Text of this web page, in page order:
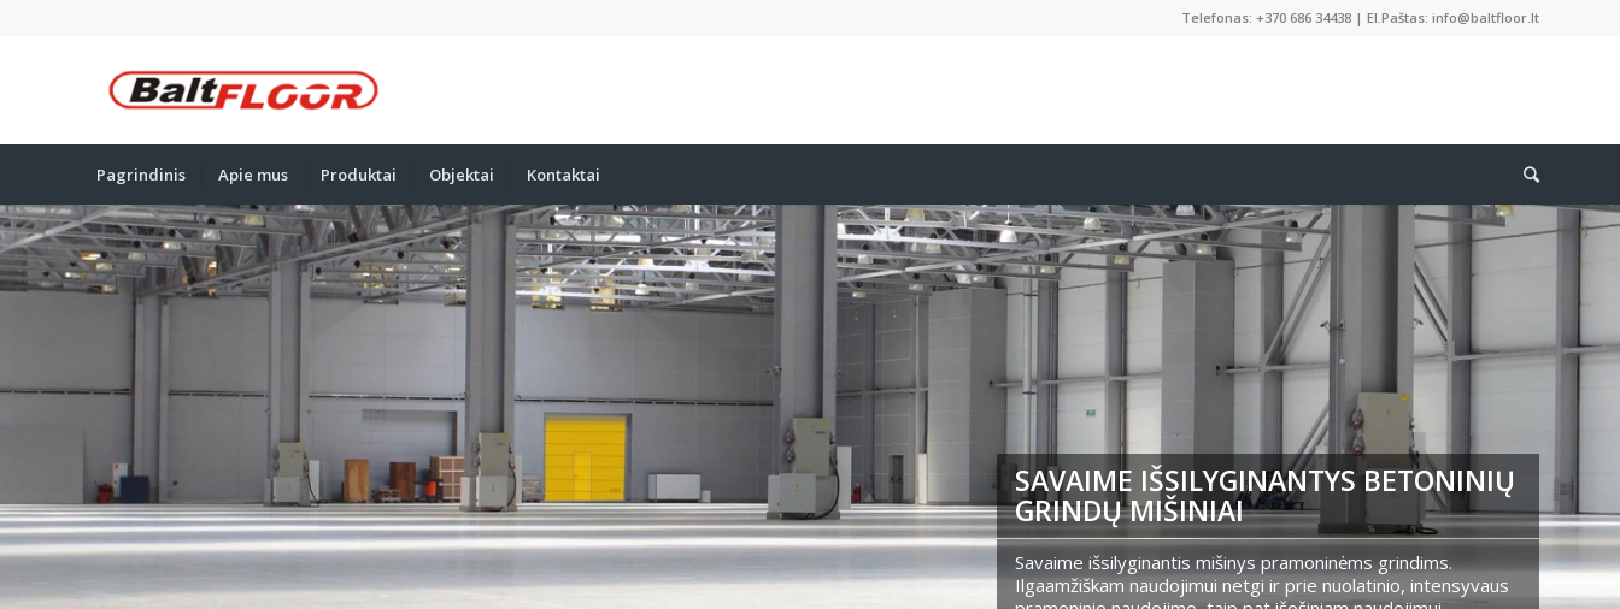
Telefonas: +370 686 34438 | El.Paštas: info@baltfloor.lt
Pagrindinis Apie mus Produktai Objektai Kontaktai
SAVAIME IŠSILYGINANTYS BETONINIŲ
GRINDŲ MIŠINIAI
Savaime išsilyginantis mišinys pramoninėms grindims.
Ilgaamžiškam naudojimui netgi ir prie nuolatinio, intensyvaus